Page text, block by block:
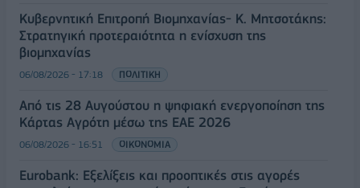
Κυβερνητική Επιτροπή Βιομηχανίας- Κ. Μητσοτάκης:
Στρατηγική προτεραιότητα η ενίσχυση της
βιομηχανίας
06/08/2026 - 17:18 ΠΟΛΙΤΙΚΗ
Από τις 28 Αυγούστου η ψηφιακή ενεργοποίηση της
Κάρτας Αγρότη μέσω της ΕΑΕ 2026
06/08/2026 - 16:51 ΟΙΚΟΝΟΜΙΑ
Eurobank: Εξελίξεις και προοπτικές στις αγορές